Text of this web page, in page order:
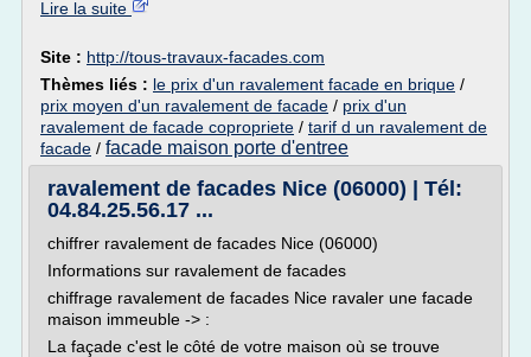
Lire la suite
Site : http://tous-travaux-facades.com
Thèmes liés : le prix d'un ravalement facade en brique /
prix moyen d'un ravalement de facade / prix d'un
ravalement de facade copropriete / tarif d un ravalement de
facade / facade maison porte d'entree
ravalement de facades Nice (06000) | Tél:
04.84.25.56.17 ...
chiffrer ravalement de facades Nice (06000)
Informations sur ravalement de facades
chiffrage ravalement de facades Nice ravaler une facade
maison immeuble -> :
La façade c'est le côté de votre maison où se trouve